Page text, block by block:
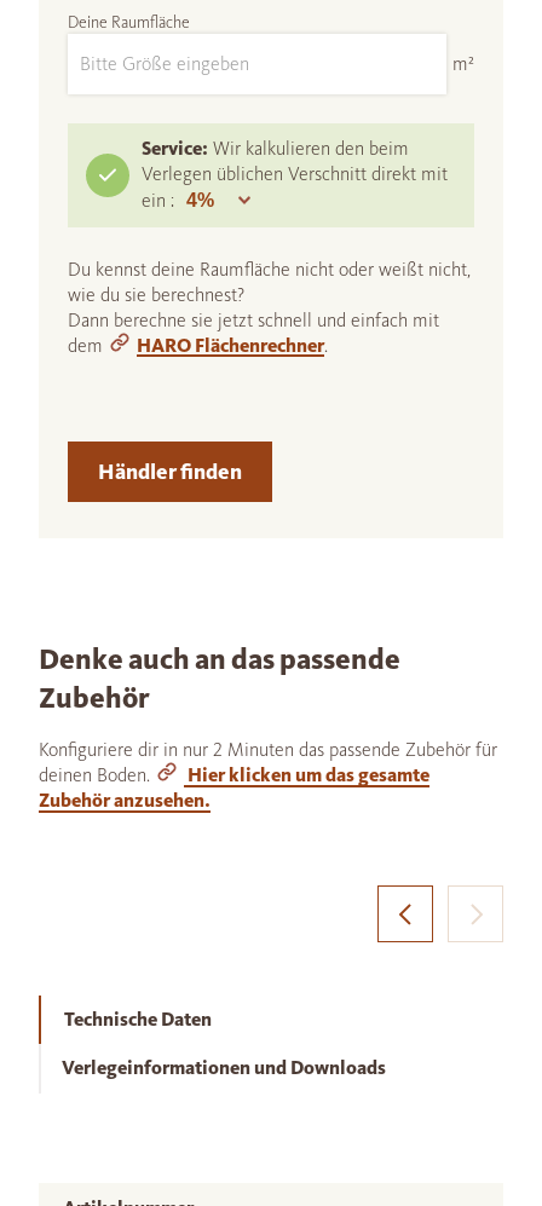
Deine Raumfläche
m²
Service: Wir kalkulieren den beim
Verlegen üblichen Verschnitt direkt mit
ein :
Du kennst deine Raumfläche nicht oder weißt nicht,
wie du sie berechnest?
Dann berechne sie jetzt schnell und einfach mit
dem
HARO Flächenrechner.
Händler finden
Denke auch an das passende
Zubehör
Konfiguriere dir in nur 2 Minuten das passende Zubehör für
deinen Boden.
Hier klicken um das gesamte
Zubehör anzusehen.
Technische Daten
Verlegeinformationen und Downloads